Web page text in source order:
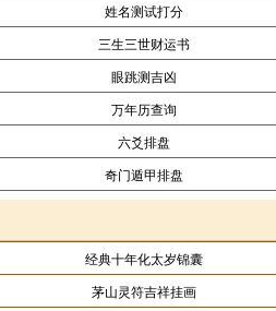
姓名测试打分
三生三世财运书
眼跳测吉凶
万年历查询
六爻排盘
奇门遁甲排盘
经典十年化太岁锦囊
茅山灵符吉祥挂画